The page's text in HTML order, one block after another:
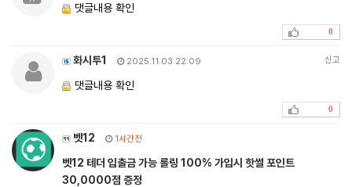
댓글내용 확인
0
화시투1 2025.11.03 22:09 신고
댓글내용 확인
0
벳12 1시간전
벳12 테더 입출금 가능 롤링 100% 가입시 핫썰 포인트
30,0000점 증정